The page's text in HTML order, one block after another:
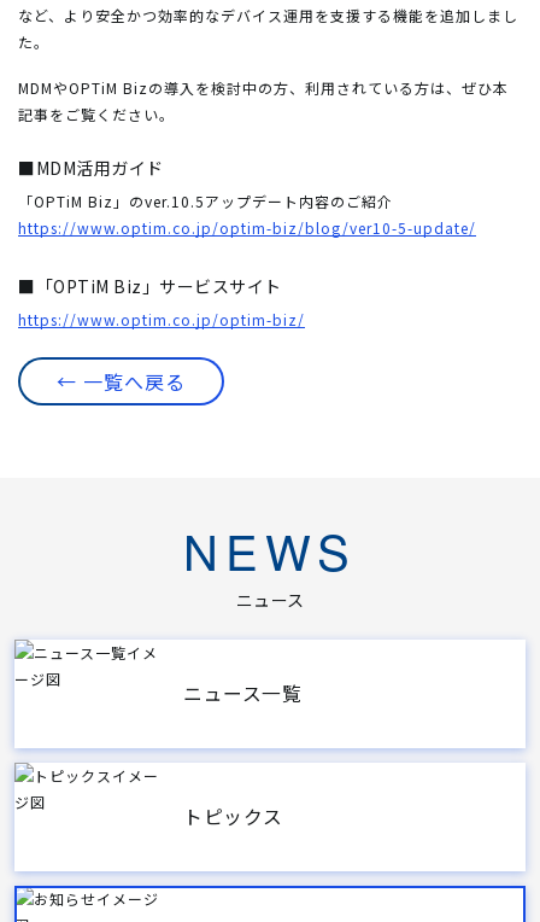
など、より安全かつ効率的なデバイス運用を支援する機能を追加しまし
た。
MDMやOPTiM Bizの導入を検討中の方、利用されている方は、ぜひ本
記事をご覧ください。
■MDM活用ガイド
「OPTiM Biz」のver.10.5アップデート内容のご紹介
https://www.optim.co.jp/optim-biz/blog/ver10-5-update/
■「OPTiM Biz」サービスサイト
https://www.optim.co.jp/optim-biz/
← 一覧へ戻る
NEWS
ニュース
ニュース一覧
トピックス